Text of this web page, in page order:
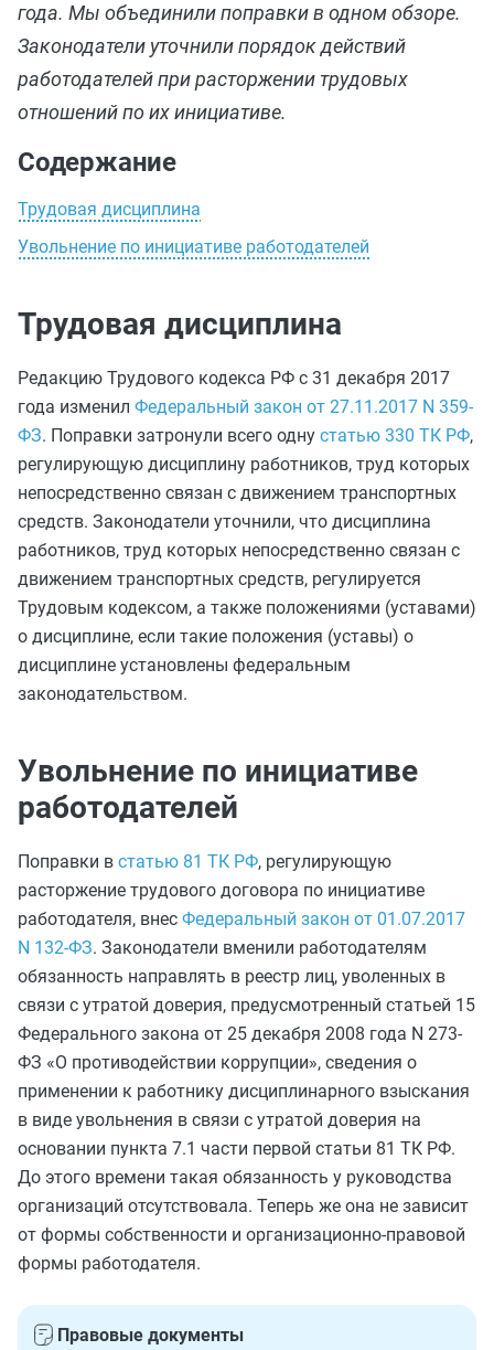
года. Мы объединили поправки в одном обзоре.
Законодатели уточнили порядок действий
работодателей при расторжении трудовых
отношений по их инициативе.
Содержание
Трудовая дисциплина
Увольнение по инициативе работодателей
Трудовая дисциплина
Редакцию Трудового кодекса РФ с 31 декабря 2017
года изменил Федеральный закон от 27.11.2017 N 359-
ФЗ. Поправки затронули всего одну статью 330 ТК РФ,
регулирующую дисциплину работников, труд которых
непосредственно связан с движением транспортных
средств. Законодатели уточнили, что дисциплина
работников, труд которых непосредственно связан с
движением транспортных средств, регулируется
Трудовым кодексом, а также положениями (уставами)
о дисциплине, если такие положения (уставы) о
дисциплине установлены федеральным
законодательством.
Увольнение по инициативе
работодателей
Поправки в статью 81 ТК РФ, регулирующую
расторжение трудового договора по инициативе
работодателя, внес Федеральный закон от 01.07.2017
N 132-ФЗ. Законодатели вменили работодателям
обязанность направлять в реестр лиц, уволенных в
связи с утратой доверия, предусмотренный статьей 15
Федерального закона от 25 декабря 2008 года N 273-
ФЗ «О противодействии коррупции», сведения о
применении к работнику дисциплинарного взыскания
в виде увольнения в связи с утратой доверия на
основании пункта 7.1 части первой статьи 81 ТК РФ.
До этого времени такая обязанность у руководства
организаций отсутствовала. Теперь же она не зависит
от формы собственности и организационно-правовой
формы работодателя.
Правовые документы